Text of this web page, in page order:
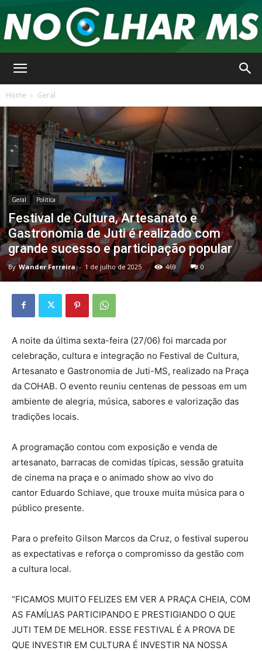
Olhar
MS
Home Geral
Geral Politíca
Festival de Cultura, Artesanato e
Gastronomia de Juti é realizado com
grande sucesso e participação popular
By Wander Ferreira - 1 de julho de 2025 469 0
A noite da última sexta-feira (27/06) foi marcada por
celebração, cultura e integração no Festival de Cultura,
Artesanato e Gastronomia de Juti-MS, realizado na Praça
da COHAB. O evento reuniu centenas de pessoas em um
ambiente de alegria, música, sabores e valorização das
tradições locais.
A programação contou com exposição e venda de
artesanato, barracas de comidas típicas, sessão gratuita
de cinema na praça e o animado show ao vivo do
cantor Eduardo Schiave, que trouxe muita música para o
público presente.
Para o prefeito Gilson Marcos da Cruz, o festival superou
as expectativas e reforça o compromisso da gestão com
a cultura local.
“FICAMOS MUITO FELIZES EM VER A PRAÇA CHEIA, COM
AS FAMÍLIAS PARTICIPANDO E PRESTIGIANDO O QUE
JUTI TEM DE MELHOR. ESSE FESTIVAL É A PROVA DE
QUE INVESTIR EM CULTURA É INVESTIR NA NOSSA